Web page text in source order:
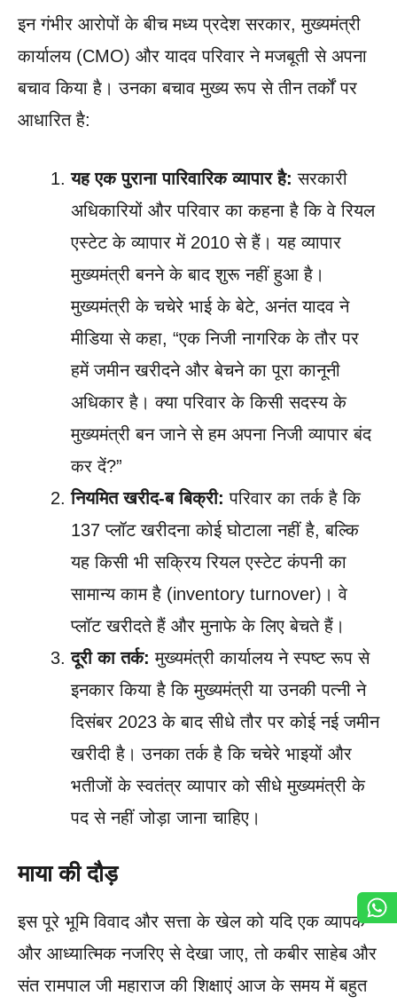
इन गंभीर आरोपों के बीच मध्य प्रदेश सरकार, मुख्यमंत्री
कार्यालय (CMO) और यादव परिवार ने मजबूती से अपना
बचाव किया है। उनका बचाव मुख्य रूप से तीन तर्कों पर
आधारित है:
यह एक पुराना पारिवारिक व्यापार है: सरकारी
अधिकारियों और परिवार का कहना है कि वे रियल
एस्टेट के व्यापार में 2010 से हैं। यह व्यापार
मुख्यमंत्री बनने के बाद शुरू नहीं हुआ है।
मुख्यमंत्री के चचेरे भाई के बेटे, अनंत यादव ने
मीडिया से कहा, “एक निजी नागरिक के तौर पर
हमें जमीन खरीदने और बेचने का पूरा कानूनी
अधिकार है। क्या परिवार के किसी सदस्य के
मुख्यमंत्री बन जाने से हम अपना निजी व्यापार बंद
कर दें?”
नियमित खरीद-ब बिक्री: परिवार का तर्क है कि
137 प्लॉट खरीदना कोई घोटाला नहीं है, बल्कि
यह किसी भी सक्रिय रियल एस्टेट कंपनी का
सामान्य काम है (inventory turnover)। वे
प्लॉट खरीदते हैं और मुनाफे के लिए बेचते हैं।
दूरी का तर्क: मुख्यमंत्री कार्यालय ने स्पष्ट रूप से
इनकार किया है कि मुख्यमंत्री या उनकी पत्नी ने
दिसंबर 2023 के बाद सीधे तौर पर कोई नई जमीन
खरीदी है। उनका तर्क है कि चचेरे भाइयों और
भतीजों के स्वतंत्र व्यापार को सीधे मुख्यमंत्री के
पद से नहीं जोड़ा जाना चाहिए।
माया की दौड़
इस पूरे भूमि विवाद और सत्ता के खेल को यदि एक व्यापक
और आध्यात्मिक नजरिए से देखा जाए, तो कबीर साहेब और
संत रामपाल जी महाराज की शिक्षाएं आज के समय में बहुत